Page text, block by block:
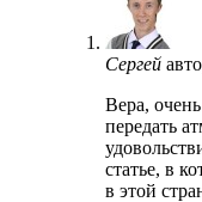
Сергей
Вера,
передать
статье, в
в этой